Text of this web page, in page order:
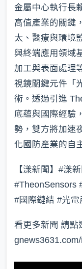
金屬中心執行長
高值產業的關鍵
太、醫療與環境
與終端應用領域
加工與表面處理
視鏡關鍵元件「
術。透過引進
底蘊與國際經驗
勢，雙方將加速
化國防產業的自
【漾新聞】#漾
#TheonSensors
#國際鏈結 #光電
看更多新聞 請點